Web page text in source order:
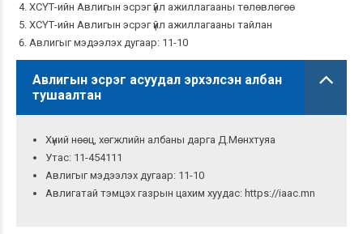
ХСҮТ-ийн Авлигын эсрэг үйл ажиллагааны төлөвлөгөө
ХСҮТ-ийн Авлигын эсрэг үйл ажиллагааны тайлан
Авлигыг мэдээлэх дугаар: 11-10
Авлигын эсрэг асуудал эрхэлсэн албан
тушаалтан
Хүний нөөц, хөгжлийн албаны дарга Д.Мөнхтуяа
Утас: 11-454111
Авлигыг мэдээлэх дугаар: 11-10
Авлигатай тэмцэх газрын цахим хуудас: https://iaac.mn